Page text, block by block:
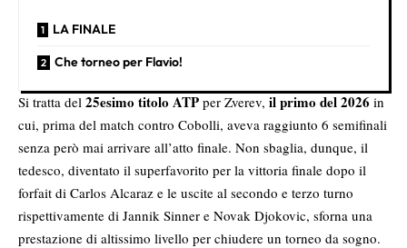
LA FINALE
Che torneo per Flavio!
Si tratta del 25esimo titolo ATP per Zverev, il primo del 2026 in
cui, prima del match contro Cobolli, aveva raggiunto 6 semifinali
senza però mai arrivare all’atto finale. Non sbaglia, dunque, il
tedesco, diventato il superfavorito per la vittoria finale dopo il
forfait di Carlos Alcaraz e le uscite al secondo e terzo turno
rispettivamente di Jannik Sinner e Novak Djokovic, sforna una
prestazione di altissimo livello per chiudere un torneo da sogno.